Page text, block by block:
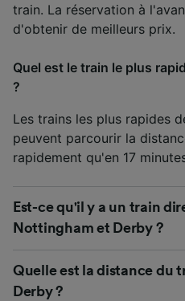
train. La réservation à
d'obtenir de meilleurs prix.
Quel est le train le plus
?
Les trains les plus rapides
peuvent parcourir la
rapidement qu'en 17
Est-ce qu'il y a un train
Nottingham et Derby ?
Quelle est la distance du
Derby ?